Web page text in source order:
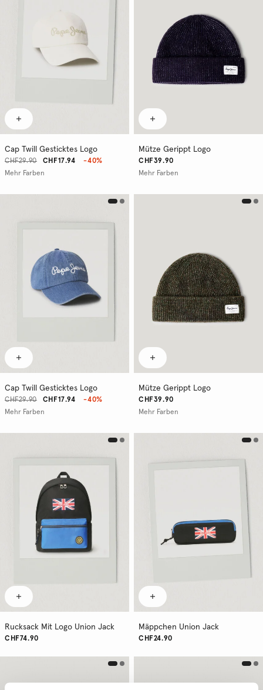
Cap Twill Gesticktes Logo
CHF17.94
CHF29.90
-40%
Mehr Farben
Mütze Gerippt Logo
CHF39.90
Mehr Farben
Cap Twill Gesticktes Logo
CHF17.94
CHF29.90
-40%
Mehr Farben
Mütze Gerippt Logo
CHF39.90
Mehr Farben
Rucksack Mit Logo Union Jack
CHF74.90
Mäppchen Union Jack
CHF24.90